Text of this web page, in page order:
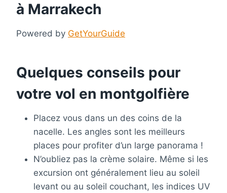
à Marrakech
Powered by GetYourGuide
Quelques conseils pour
votre vol en montgolfière
Placez vous dans un des coins de la
nacelle. Les angles sont les meilleurs
places pour profiter d’un large panorama !
N’oubliez pas la crème solaire. Même si les
excursion ont généralement lieu au soleil
levant ou au soleil couchant, les indices UV